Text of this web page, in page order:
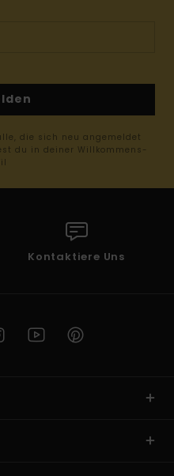
die sich neu angemeldet
du in deiner Willkommens-
Kontaktiere Uns